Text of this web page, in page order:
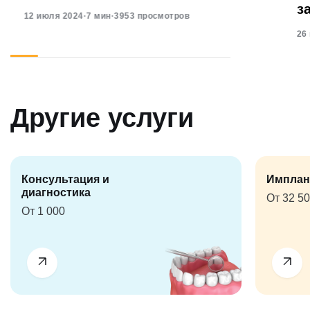
12 июля 2024·7 мин·3953 просмотров
26
Другие услуги
Консультация и
диагностика
От 1 000
От 32